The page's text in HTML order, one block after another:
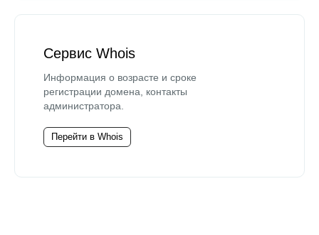
Сервис Whois
Информация о возрасте и сроке
регистрации домена, контакты
администратора.
Перейти в Whois